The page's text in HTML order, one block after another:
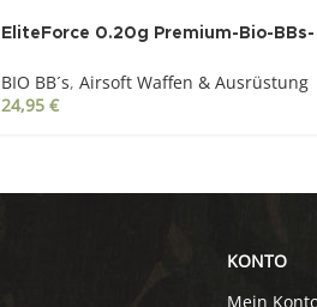
EliteForce 0.20g Premium-Bio-BBs-
St., Flasche
BIO BB´s, Airsoft Waffen & Ausrüstung
24,95 €
KONTO
Mein